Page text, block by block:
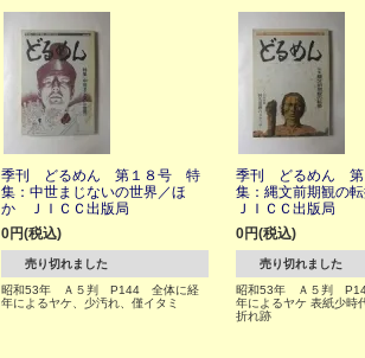
季刊 どるめん 第１８号 特
集：中世まじないの世界／ほ
か ＪＩＣＣ出版局
0円(税込)
売り切れました
昭和53年 Ａ５判 P144 全体に経
年によるヤケ、少汚れ、僅イタミ
季刊 どるめん
集：縄文前期観の
ＪＩＣＣ出版局
0円(税込)
売り切れました
昭和53年 Ａ５判
年によるヤケ 表紙少時
折れ跡